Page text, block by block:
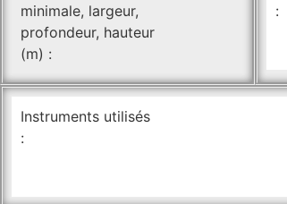
minimale, largeur,
profondeur, hauteur
(m) :
:
Instruments utilisés
: